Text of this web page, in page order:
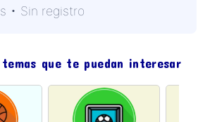
• Sin registro
que te puedan interesar